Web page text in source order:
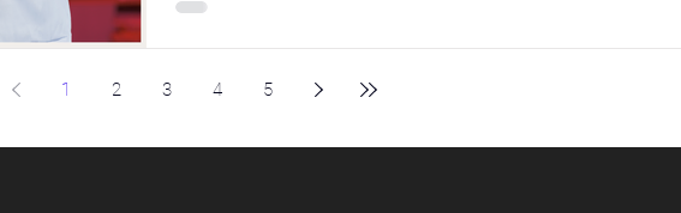
1 2 3 4 5